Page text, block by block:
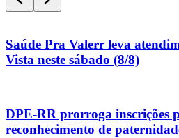
Saúde Pra Valerr leva
Vista neste sábado (8/8)
DPE-RR prorroga inscrições
reconhecimento de